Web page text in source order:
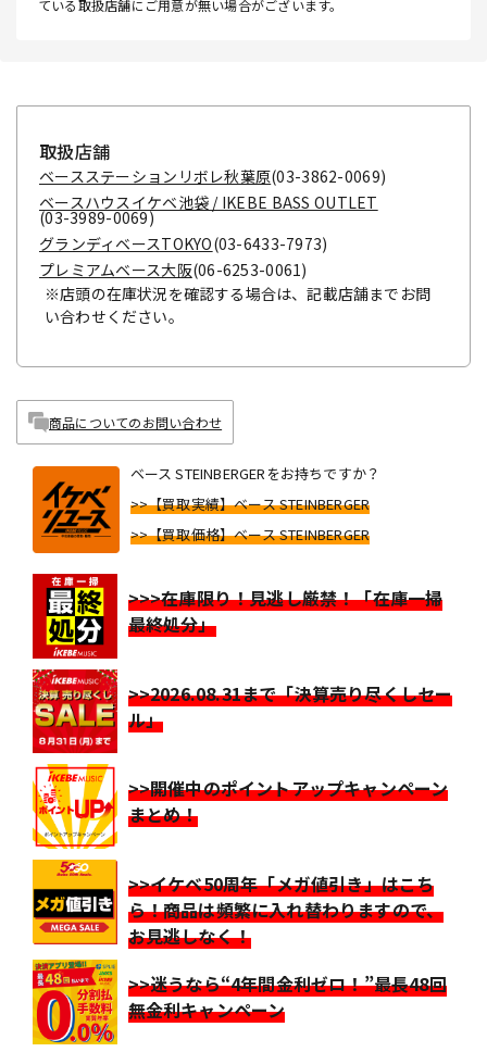
ている取扱店舗にご用意が無い場合がございます。
取扱店舗
ベースステーションリボレ秋葉原(03-3862-0069)
ベースハウスイケベ池袋 / IKEBE BASS OUTLET
(03-3989-0069)
グランディベースTOKYO(03-6433-7973)
プレミアムベース大阪(06-6253-0061)
※店頭の在庫状況を確認する場合は、記載店舗までお問
い合わせください。
商品についてのお問い合わせ
ベース STEINBERGERをお持ちですか？
>>【買取実績】ベース STEINBERGER
>>【買取価格】ベース STEINBERGER
>>>在庫限り！見逃し厳禁！「在庫一掃
最終処分」
>>2026.08.31まで「決算売り尽くしセー
ル」
>>開催中のポイントアップキャンペーン
まとめ！
>>イケベ50周年「メガ値引き」はこち
ら！商品は頻繁に入れ替わりますので、
お見逃しなく！
>>迷うなら“4年間金利ゼロ！”最長48回
無金利キャンペーン